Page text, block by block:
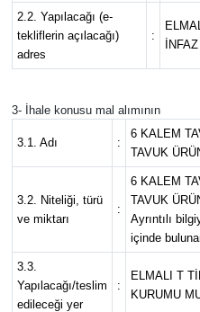
2.2. Yapılacağı (e-
tekliflerin açılacağı)
adres
:
3- İhale konusu mal alımının
3.1. Adı :
6 KALEM
TAVUK
3.2. Niteliği, türü
ve miktarı
:
6 KALEM
TAVUK
Ayrıntılı
içinde
3.3.
Yapılacağı/teslim
edileceği yer
:
ELMALI T
KURUMU
MAGAZİN